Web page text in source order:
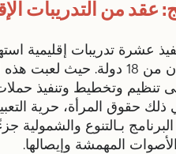
عقد من التدريبات
ومدافعة عن حقوق الإنسان من 18
تنظيم وتخطيط وتنفيذ
حقوق المرأة، حرية
البرنامج بـالتنوع
المهمشة وإيصالها.